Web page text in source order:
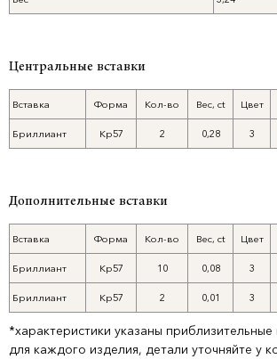
Центральные вставки
Вставка Форма Кол-во Вес, ct Цвет
Бриллиант Кр57 2 0,28 3
Дополнительные вставки
Вставка Форма Кол-во Вес, ct Цвет
Бриллиант Кр57 10 0,08 3
Бриллиант Кр57 2 0,01 3
*характеристики указаны
для каждого изделия, детали уточняйте у